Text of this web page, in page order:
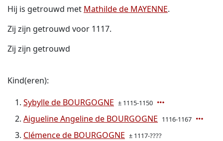
Hij is getrouwd met Mathilde de MAYENNE.
Zij zijn getrouwd voor 1117.
Zij zijn getrouwd
Kind(eren):
Sybylle de BOURGOGNE ± 1115-1150
Aigueline Angeline de BOURGOGNE 1116-1167
Clémence de BOURGOGNE ± 1117-????